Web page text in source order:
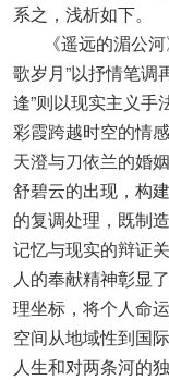
系之，浅析如下。
《遥远的湄公河
歌岁月”以抒情笔调
逢”则以现实主义手
彩霞跨越时空的情
天澄与刀依兰的婚
舒碧云的出现，构
的复调处理，既制
记忆与现实的辩证
人的奉献精神彰显
理坐标，将个人命
空间从地域性到国
人生和对两条河的